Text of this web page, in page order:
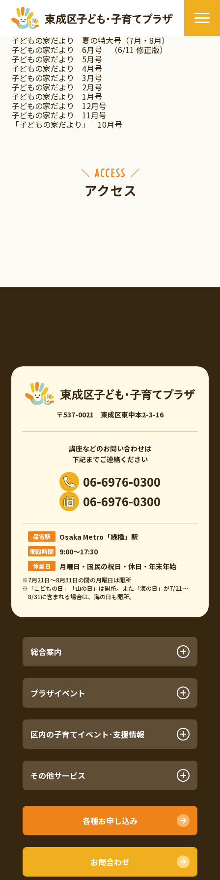
子どもの家だより 夏の特大号（7月・8月）
子どもの家だより 6月号 （6/11 修正版）
子どもの家だより 5月号
子どもの家だより 4月号
子どもの家だより 3月号
子どもの家だより 2月号
子どもの家だより 1月号
子どもの家だより 12月号
子どもの家だより 11月号
「子どもの家だより」 10月号
〒537-0021 東成区東中本2-3-16
講座などのお問い合わせは
下記までご連絡ください
06-6976-0300
06-6976-0300
最寄駅 Osaka Metro「緑橋」駅
開設時間 9:00～17:30
休業日 月曜日・国民の祝日・休日・年末年始
※7月21日～8月31日の間の月曜日は開所
※「こどもの日」「山の日」は開所。また「海の日」が7/21～
8/31に含まれる場合は、海の日も開所。
総合案内
プラザイベント
区内の子育てイベント･支援情報
その他サービス
各種お申し込み
お問合わせ